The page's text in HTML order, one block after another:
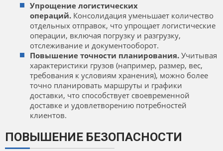
Упрощение логистических
операций. Консолидация уменьшает количество
отдельных отправок, что упрощает логистические
операции, включая погрузку и разгрузку,
отслеживание и документооборот.
Повышение точности планирования. Учитывая
характеристики грузов (например, размер, вес,
требования к условиям хранения), можно более
точно планировать маршруты и графики
доставки, что способствует своевременной
доставке и удовлетворению потребностей
клиентов.
ПОВЫШЕНИЕ БЕЗОПАСНОСТИ